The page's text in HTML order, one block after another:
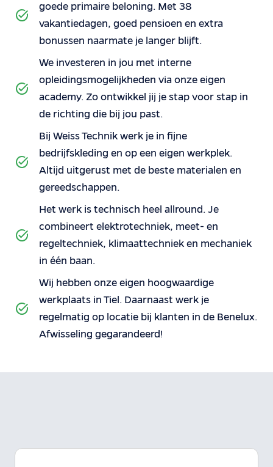
goede primaire beloning. Met 38
vakantiedagen, goed pensioen en extra
bonussen naarmate je langer blijft.
We investeren in jou met interne
opleidingsmogelijkheden via onze eigen
academy. Zo ontwikkel jij je stap voor stap in
de richting die bij jou past.
Bij Weiss Technik werk je in fijne
bedrijfskleding en op een eigen werkplek.
Altijd uitgerust met de beste materialen en
gereedschappen.
Het werk is technisch heel allround. Je
combineert elektrotechniek, meet- en
regeltechniek, klimaattechniek en mechaniek
in één baan.
Wij hebben onze eigen hoogwaardige
werkplaats in Tiel. Daarnaast werk je
regelmatig op locatie bij klanten in de Benelux.
Afwisseling gegarandeerd!